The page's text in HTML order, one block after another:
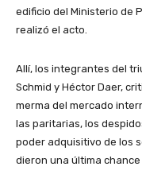
edificio del Ministerio de
realizó el acto.
Allí, los integrantes del
Schmid y Héctor Daer,
merma del mercado
las paritarias, los
poder adquisitivo de los
dieron una última chance